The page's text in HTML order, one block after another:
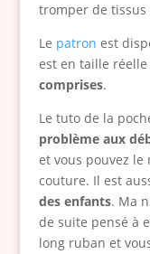
tromper de
Le patron est
est en taille réelle
comprises.
Le tuto de la
problème aux
et vous pouvez
couture. Il est
des enfants. Ma
de suite pensé à
long ruban et